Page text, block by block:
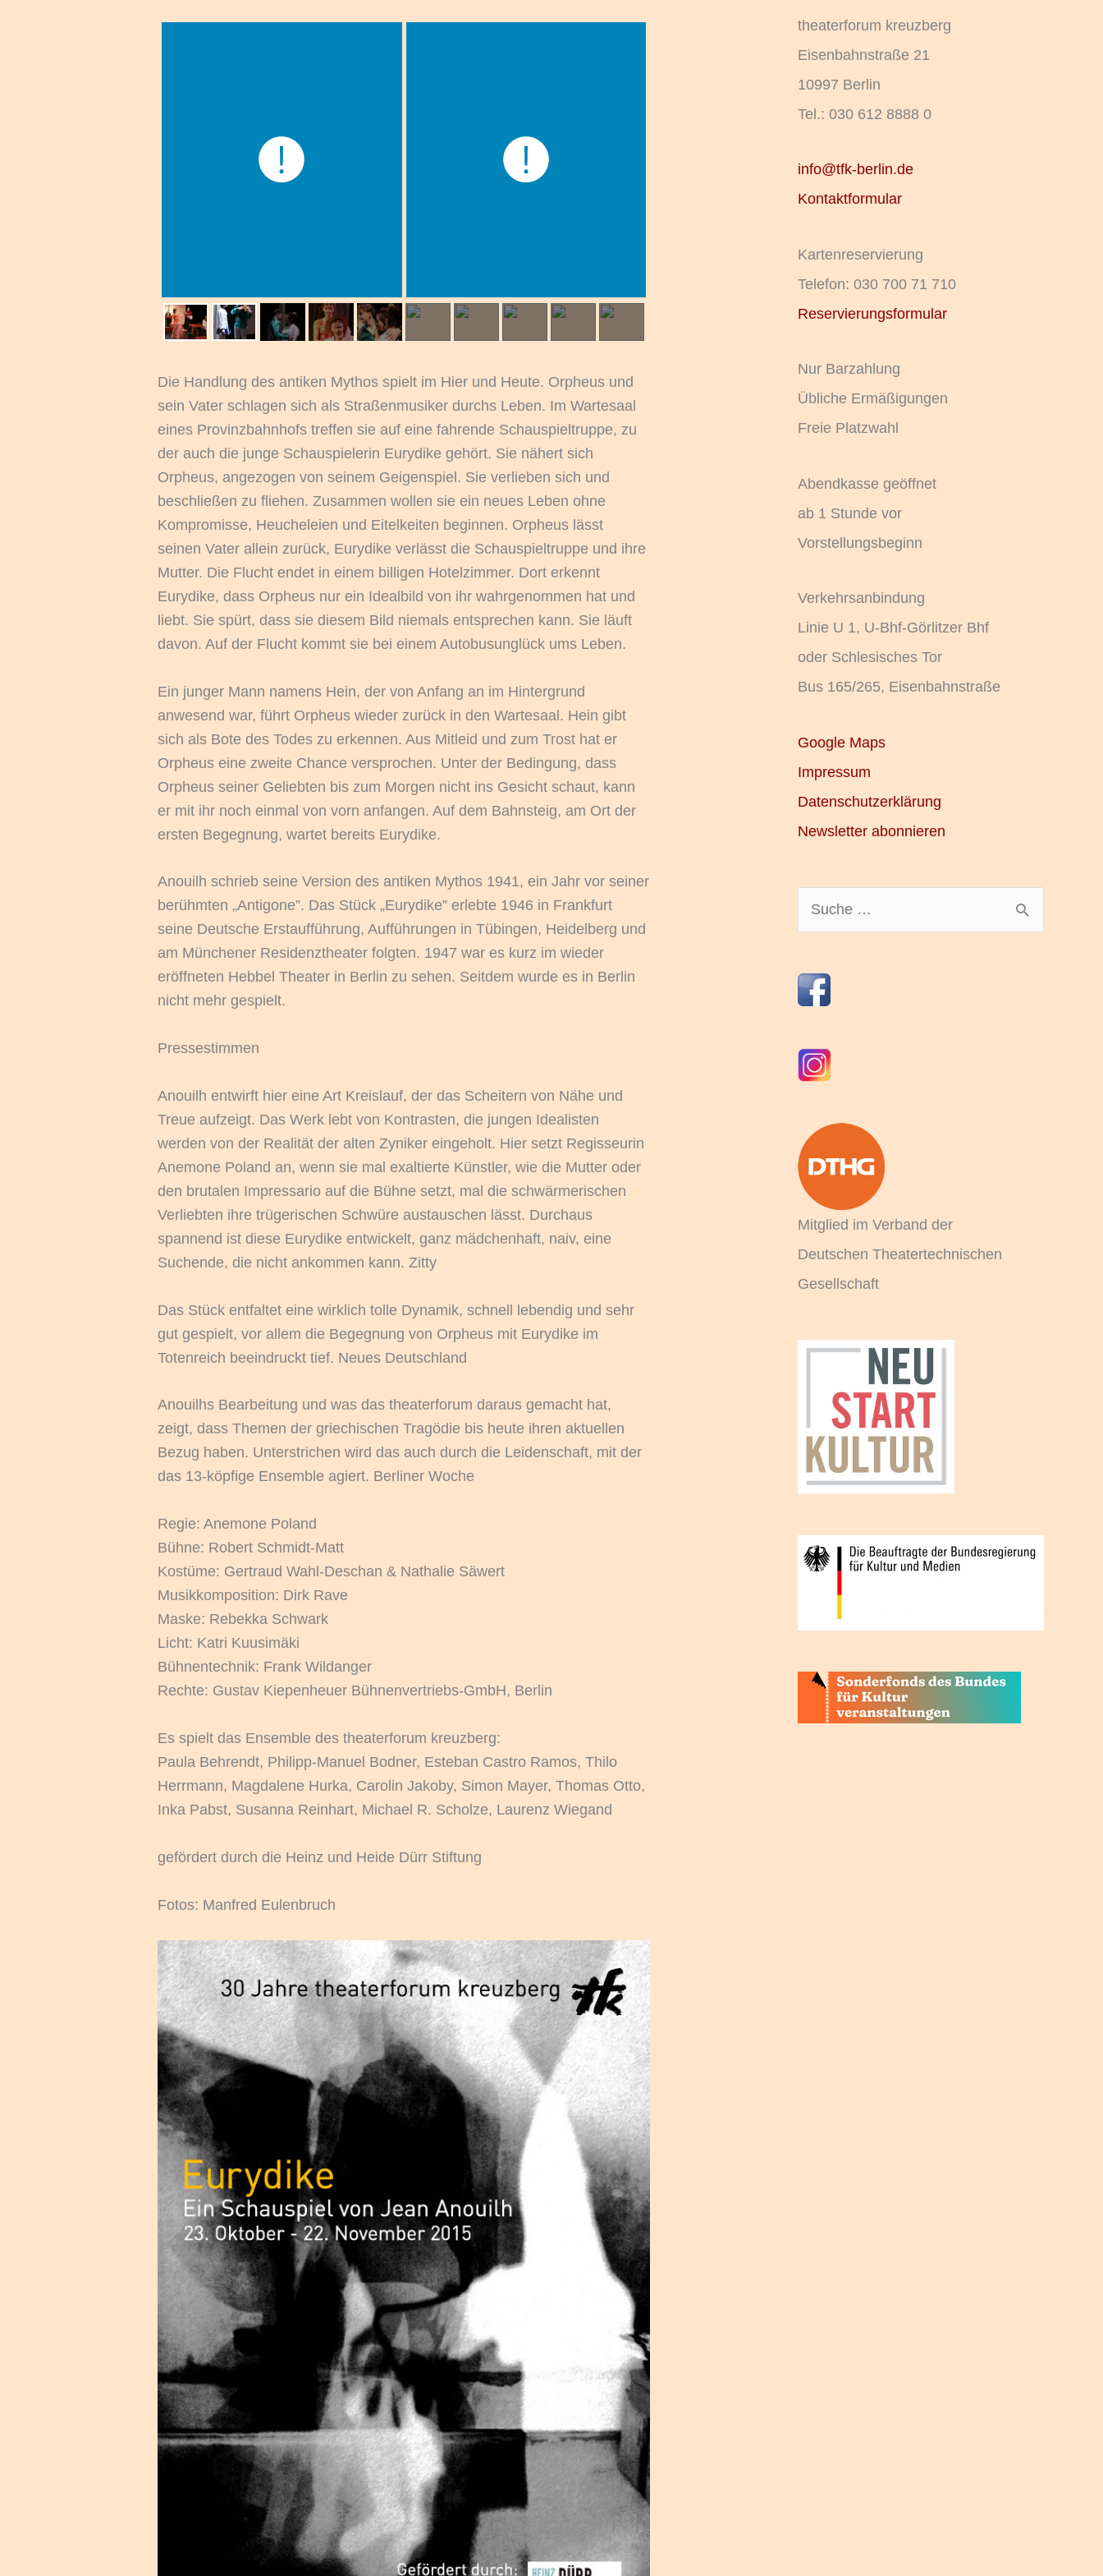
Die Handlung des antiken Mythos spielt im Hier und Heute. Orpheus und
sein Vater schlagen sich als Straßenmusiker durchs Leben. Im Wartesaal
eines Provinzbahnhofs treffen sie auf eine fahrende Schauspieltruppe, zu
der auch die junge Schauspielerin Eurydike gehört. Sie nähert sich
Orpheus, angezogen von seinem Geigenspiel. Sie verlieben sich und
beschließen zu fliehen. Zusammen wollen sie ein neues Leben ohne
Kompromisse, Heucheleien und Eitelkeiten beginnen. Orpheus lässt
seinen Vater allein zurück, Eurydike verlässt die Schauspieltruppe und ihre
Mutter. Die Flucht endet in einem billigen Hotelzimmer. Dort erkennt
Eurydike, dass Orpheus nur ein Idealbild von ihr wahrgenommen hat und
liebt. Sie spürt, dass sie diesem Bild niemals entsprechen kann. Sie läuft
davon. Auf der Flucht kommt sie bei einem Autobusunglück ums Leben.
Ein junger Mann namens Hein, der von Anfang an im Hintergrund
anwesend war, führt Orpheus wieder zurück in den Wartesaal. Hein gibt
sich als Bote des Todes zu erkennen. Aus Mitleid und zum Trost hat er
Orpheus eine zweite Chance versprochen. Unter der Bedingung, dass
Orpheus seiner Geliebten bis zum Morgen nicht ins Gesicht schaut, kann
er mit ihr noch einmal von vorn anfangen. Auf dem Bahnsteig, am Ort der
ersten Begegnung, wartet bereits Eurydike.
Anouilh schrieb seine Version des antiken Mythos 1941, ein Jahr vor seiner
berühmten „Antigone”. Das Stück „Eurydike” erlebte 1946 in Frankfurt
seine Deutsche Erstaufführung, Aufführungen in Tübingen, Heidelberg und
am Münchener Residenztheater folgten. 1947 war es kurz im wieder
eröffneten Hebbel Theater in Berlin zu sehen. Seitdem wurde es in Berlin
nicht mehr gespielt.
Pressestimmen
Anouilh entwirft hier eine Art Kreislauf, der das Scheitern von Nähe und
Treue aufzeigt. Das Werk lebt von Kontrasten, die jungen Idealisten
werden von der Realität der alten Zyniker eingeholt. Hier setzt Regisseurin
Anemone Poland an, wenn sie mal exaltierte Künstler, wie die Mutter oder
den brutalen Impressario auf die Bühne setzt, mal die schwärmerischen
Verliebten ihre trügerischen Schwüre austauschen lässt. Durchaus
spannend ist diese Eurydike entwickelt, ganz mädchenhaft, naiv, eine
Suchende, die nicht ankommen kann. Zitty
Das Stück entfaltet eine wirklich tolle Dynamik, schnell lebendig und sehr
gut gespielt, vor allem die Begegnung von Orpheus mit Eurydike im
Totenreich beeindruckt tief. Neues Deutschland
Anouilhs Bearbeitung und was das theaterforum daraus gemacht hat,
zeigt, dass Themen der griechischen Tragödie bis heute ihren aktuellen
Bezug haben. Unterstrichen wird das auch durch die Leidenschaft, mit der
das 13-köpfige Ensemble agiert. Berliner Woche
Regie: Anemone Poland
Bühne: Robert Schmidt-Matt
Kostüme: Gertraud Wahl-Deschan & Nathalie Säwert
Musikkomposition: Dirk Rave
Maske: Rebekka Schwark
Licht: Katri Kuusimäki
Bühnentechnik: Frank Wildanger
Rechte: Gustav Kiepenheuer Bühnenvertriebs-GmbH, Berlin
Es spielt das Ensemble des theaterforum kreuzberg:
Paula Behrendt, Philipp-Manuel Bodner, Esteban Castro Ramos, Thilo
Herrmann, Magdalene Hurka, Carolin Jakoby, Simon Mayer, Thomas Otto,
Inka Pabst, Susanna Reinhart, Michael R. Scholze, Laurenz Wiegand
gefördert durch die Heinz und Heide Dürr Stiftung
Fotos: Manfred Eulenbruch
theaterforum kreuzberg
Eisenbahnstraße 21
10997 Berlin
Tel.: 030 612 8888 0
info@tfk-berlin.de
Kontaktformular
Kartenreservierung
Telefon: 030 700 71 710
Reservierungsformular
Nur Barzahlung
Übliche Ermäßigungen
Freie Platzwahl
Abendkasse geöffnet
ab 1 Stunde vor
Vorstellungsbeginn
Verkehrsanbindung
Linie U 1, U-Bhf-Görlitzer Bhf
oder Schlesisches Tor
Bus 165/265, Eisenbahnstraße
Google Maps
Impressum
Datenschutzerklärung
Newsletter abonnieren
u
h
n
n
h
Mitglied im Verband der
Deutschen Theatertechnischen
Gesellschaft